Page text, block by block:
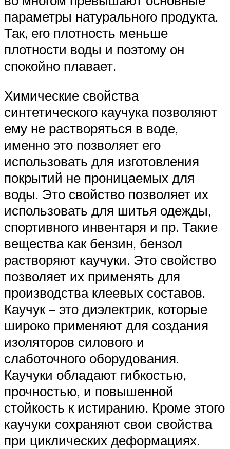
параметры натурального продукта.
Так, его плотность меньше
плотности воды и поэтому он
спокойно плавает.
Химические свойства
синтетического каучука позволяют
ему не растворяться в воде,
именно это позволяет его
использовать для изготовления
покрытий не проницаемых для
воды. Это свойство позволяет их
использовать для шитья одежды,
спортивного инвентаря и пр. Такие
вещества как бензин, бензол
растворяют каучуки. Это свойство
позволяет их применять для
производства клеевых составов.
Каучук – это диэлектрик, которые
широко применяют для создания
изоляторов силового и
слаботочного оборудования.
Каучуки обладают гибкостью,
прочностью, и повышенной
стойкость к истиранию. Кроме этого
каучуки сохраняют свои свойства
при циклических деформациях.